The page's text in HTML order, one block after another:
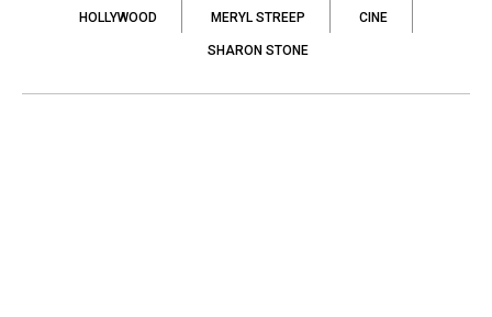
HOLLYWOOD MERYL STREEP CINE
SHARON STONE